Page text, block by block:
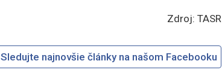
Zdroj: TASR
Sledujte najnovšie články na našom Facebooku